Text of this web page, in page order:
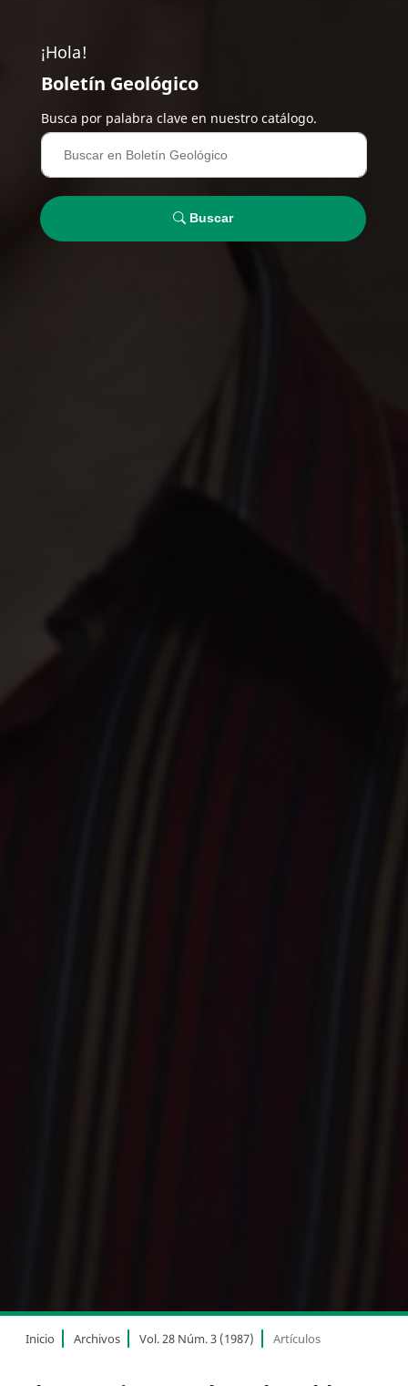
¡Hola!
Boletín Geológico
Busca por palabra clave en nuestro catálogo.
Buscar
Inicio Archivos Vol. 28 Núm. 3 (1987) Artículos